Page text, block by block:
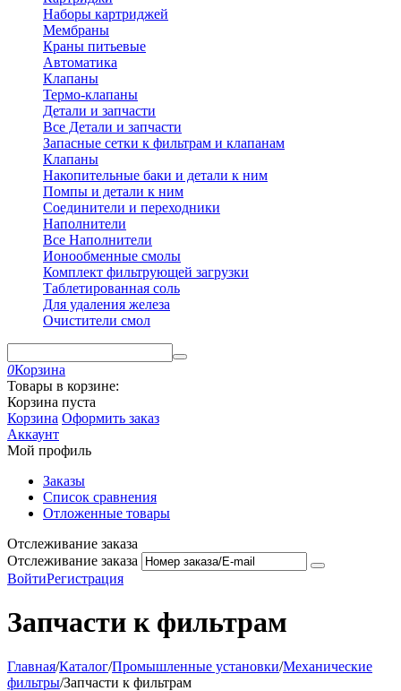
Наборы картриджей
Мембраны
Краны питьевые
Автоматика
Клапаны
Термо-клапаны
Детали и запчасти
Все Детали и запчасти
Запасные сетки к фильтрам и клапанам
Клапаны
Накопительные баки и детали к ним
Помпы и детали к ним
Соединители и переходники
Наполнители
Все Наполнители
Ионообменные смолы
Комплект фильтрующей загрузки
Таблетированная соль
Для удаления железа
Очистители смол
0Корзина
Товары в корзине:
Корзина пуста
Корзина Оформить заказ
Аккаунт
Мой профиль
Заказы
Список сравнения
Отложенные товары
Отслеживание заказа
Отслеживание заказа
ВойтиРегистрация
Запчасти к фильтрам
Главная/Каталог/Промышленные установки/Механические
фильтры/Запчасти к фильтрам